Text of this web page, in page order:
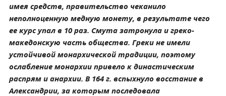
имея средств, правительство чеканило
неполноценную медную монету, в результате чего
ее курс упал в 10 раз. Смута затронула и греко-
македонскую часть общества. Греки не имели
устойчивой монархической традиции, поэтому
ослабление монархии привело к династическим
распрям и анархии. В 164 г. вспыхнуло восстание в
Александрии, за которым последовала